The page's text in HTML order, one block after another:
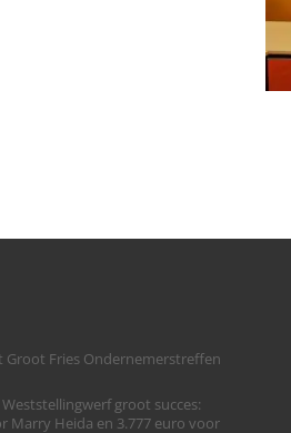
Groot Fries Ondernemerstreffen
groot succes:
Marry Heida en 3.777 euro voor